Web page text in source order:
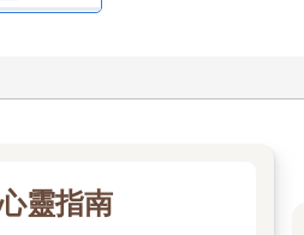
凱莉哼著那首臭名遠播的Enjoli香
likes it!）一起存放在心靈檔案
放進鍋裡煎好──同時絕不讓丈夫忘
穿著正式套裝去工作賺錢，再穿著
靈指南